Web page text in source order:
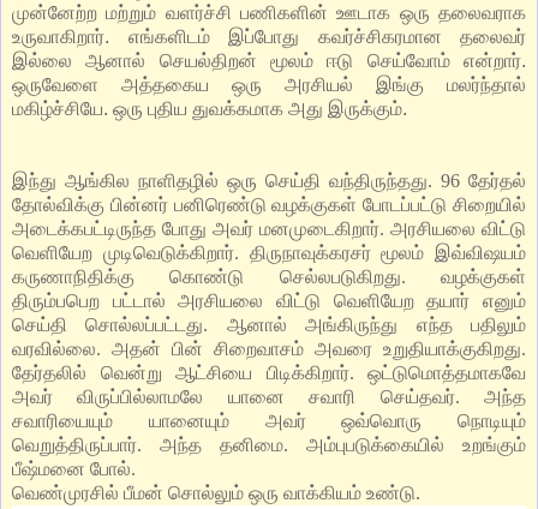
முன்னேற்ற மற்றும் வளர்ச்சி பணிகளின் ஊடாக ஒரு தலைவராக
உருவாகிறார். எங்களிடம் இப்போது கவர்ச்சிகரமான தலைவர்
இல்லை ஆனால் செயல்திறன் மூலம் ஈடு செய்வோம் என்றார்.
ஒருவேளை அத்தகைய ஒரு அரசியல் இங்கு மலர்ந்தால்
மகிழ்ச்சியே. ஒரு புதிய துவக்கமாக அது இருக்கும்.
இந்து ஆங்கில நாளிதழில் ஒரு செய்தி வந்திருந்தது. 96 தேர்தல்
தோல்விக்கு பின்னர் பனிரெண்டு வழக்குகள் போடப்பட்டு சிறையில்
அடைக்கபட்டிருந்த போது அவர் மனமுடைகிறார். அரசியலை விட்டு
வெளியேற முடிவெடுக்கிறார். திருநாவுக்கரசர் மூலம் இவ்விஷயம்
கருணாநிதிக்கு கொண்டு செல்லபடுகிறது. வழக்குகள்
திரும்பபெற பட்டால் அரசியலை விட்டு வெளியேற தயார் எனும்
செய்தி சொல்லப்பட்டது. ஆனால் அங்கிருந்து எந்த பதிலும்
வரவில்லை. அதன் பின் சிறைவாசம் அவரை உறுதியாக்குகிறது.
தேர்தலில் வென்று ஆட்சியை பிடிக்கிறார். ஒட்டுமொத்தமாகவே
அவர் விருப்பில்லாமலே யானை சவாரி செய்தவர். அந்த
சவாரியையும் யானையும் அவர் ஒவ்வொரு நொடியும்
வெறுத்திருப்பார். அந்த தனிமை. அம்புபடுக்கையில் உறங்கும்
பீஷ்மனை போல்.
வெண்முரசில் பீமன் சொல்லும் ஒரு வாக்கியம் உண்டு.